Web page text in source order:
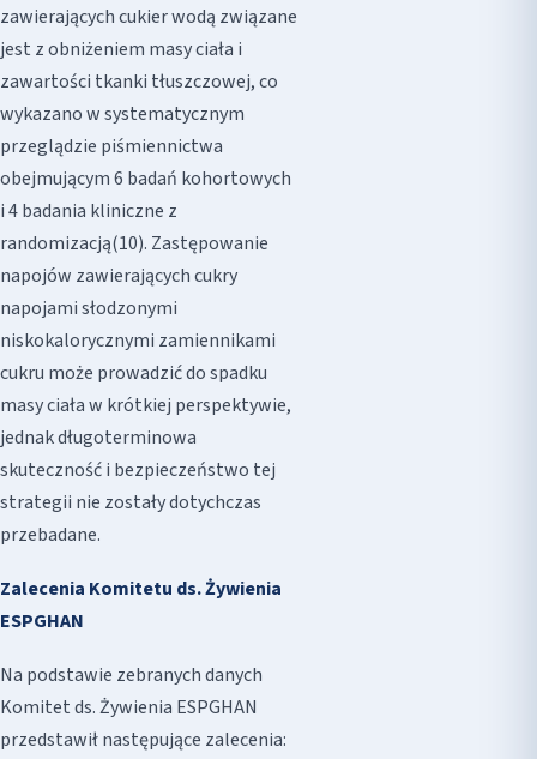
zawierających cukier wodą związane
jest z obniżeniem masy ciała i
zawartości tkanki tłuszczowej, co
wykazano w systematycznym
przeglądzie piśmiennictwa
obejmującym 6 badań kohortowych
i 4 badania kliniczne z
randomizacją(10). Zastępowanie
napojów zawierających cukry
napojami słodzonymi
niskokalorycznymi zamiennikami
cukru może prowadzić do spadku
masy ciała w krótkiej perspektywie,
jednak długoterminowa
skuteczność i bezpieczeństwo tej
strategii nie zostały dotychczas
przebadane.
Zalecenia Komitetu ds. Żywienia
ESPGHAN
Na podstawie zebranych danych
Komitet ds. Żywienia ESPGHAN
przedstawił następujące zalecenia: